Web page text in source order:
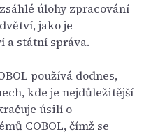
úlohy zpracování
jako je
státní správa.
používá dodnes,
kde je nejdůležitější
úsilí o
COBOL, čímž se